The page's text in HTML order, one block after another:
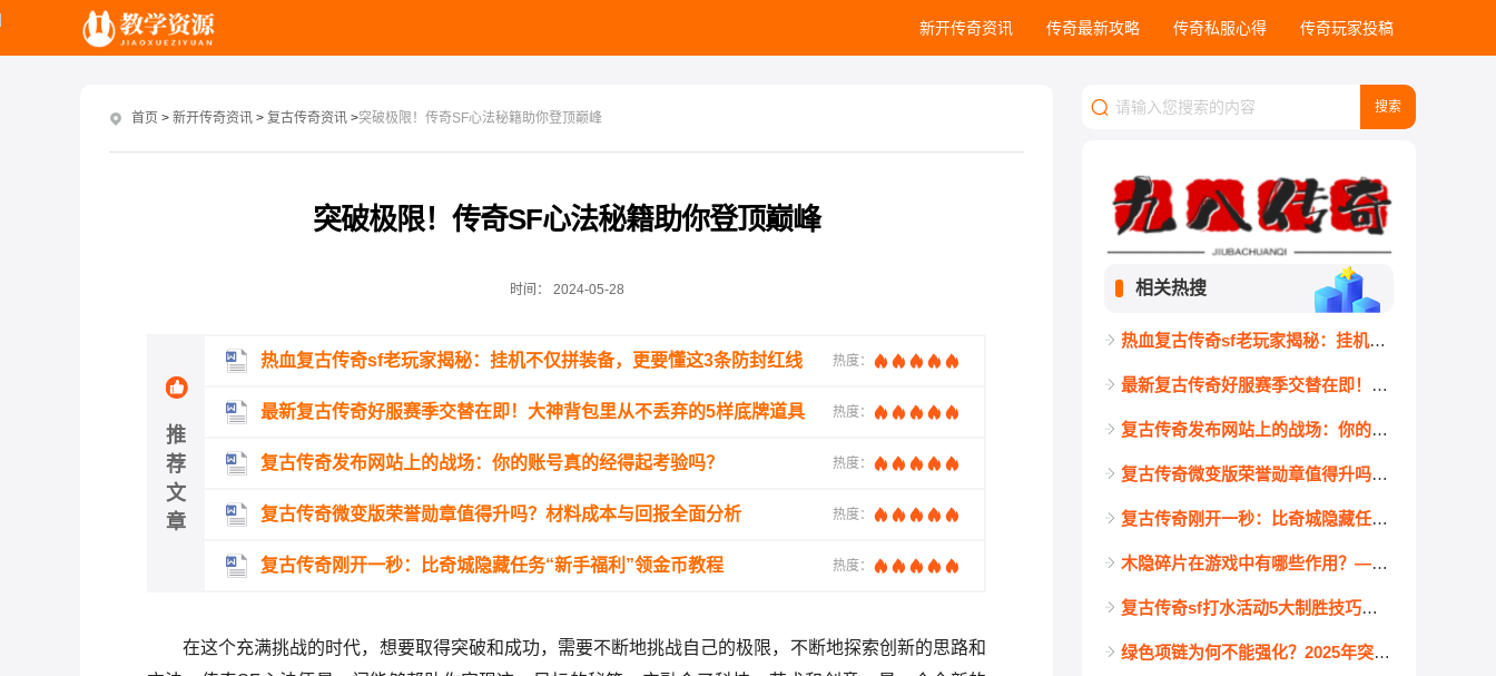
新开传奇资讯 传奇最新攻略 传奇私服心得 传奇玩家投稿
首页 > 新开传奇资讯 > 复古传奇资讯 >突破极限！传奇SF心法秘籍助你登顶巅峰
突破极限！传奇SF心法秘籍助你登顶巅峰
时间： 2024-05-28
推
荐
文
章
热血复古传奇sf老玩家揭秘：挂机不仅拼装备，更要懂这3条防封红线 热度：
最新复古传奇好服赛季交替在即！大神背包里从不丢弃的5样底牌道具 热度：
复古传奇发布网站上的战场：你的账号真的经得起考验吗？ 热度：
复古传奇微变版荣誉勋章值得升吗？材料成本与回报全面分析 热度：
复古传奇刚开一秒：比奇城隐藏任务“新手福利”领金币教程 热度：
在这个充满挑战的时代，想要取得突破和成功，需要不断地挑战自己的极限，不断地探索创新的思路和
相关热搜
热血复古传奇sf老玩家揭秘：挂机不仅拼装备，更要懂这3条防封红线
最新复古传奇好服赛季交替在即！大神背包里从不丢弃的5样底牌道具
复古传奇发布网站上的战场：你的账号真的经得起考验吗？
复古传奇微变版荣誉勋章值得升吗？材料成本与回报全面分析
复古传奇刚开一秒：比奇城隐藏任务“新手福利”领金币教程
木隐碎片在游戏中有哪些作用？——复古传奇发布网玩家必看攻略
复古传奇sf打水活动5大制胜技巧！老司机教你轻松搬空奖励池
绿色项链为何不能强化？2025年突破全攻略